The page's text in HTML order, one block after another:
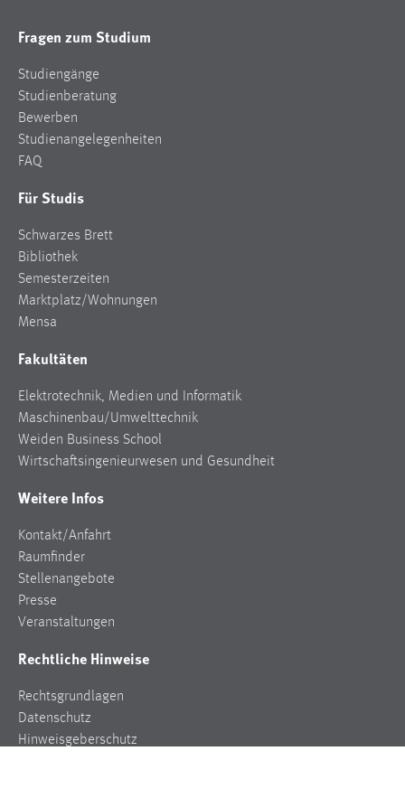
Fragen zum Studium
Studiengänge
Studienberatung
Bewerben
Studienangelegenheiten
FAQ
Für Studis
Schwarzes Brett
Bibliothek
Semesterzeiten
Marktplatz/Wohnungen
Mensa
Fakultäten
Elektrotechnik, Medien und Informatik
Maschinenbau/Umwelttechnik
Weiden Business School
Wirtschaftsingenieurwesen und Gesundheit
Weitere Infos
Kontakt/Anfahrt
Raumfinder
Stellenangebote
Presse
Veranstaltungen
Rechtliche Hinweise
Rechtsgrundlagen
Datenschutz
Hinweisgeberschutz